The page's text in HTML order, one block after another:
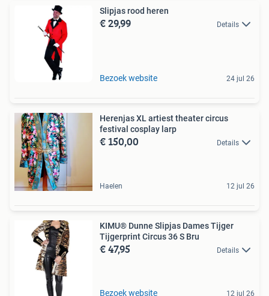
Slipjas rood heren
€ 29,99 Details
Bezoek website 24 jul 26
Herenjas XL artiest theater circus
festival cosplay larp
€ 150,00 Details
Haelen 12 jul 26
KIMU® Dunne Slipjas Dames Tijger
Tijgerprint Circus 36 S Bru
€ 47,95 Details
Bezoek website 12 jul 26